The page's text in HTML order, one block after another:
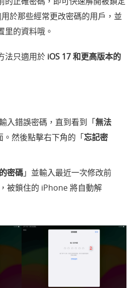
於那些經常更改密碼的用戶，並
里的資料哦。
法只適用於 iOS 17 和更高版本的
入錯誤密碼，直到看到「無法
。然後點擊右下角的「忘記密
密碼」並輸入最近一次修改前
被鎖住的 iPhone 將自動解